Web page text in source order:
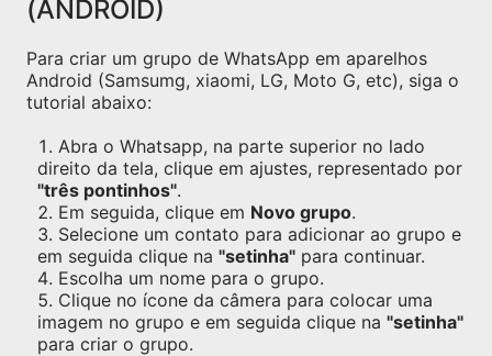
(ANDROID)
Para criar um grupo de WhatsApp em aparelhos
Android (Samsumg, xiaomi, LG, Moto G, etc), siga o
tutorial abaixo:
Abra o Whatsapp, na parte superior no lado
direito da tela, clique em ajustes, representado por
"três pontinhos".
Em seguida, clique em Novo grupo.
Selecione um contato para adicionar ao grupo e
em seguida clique na "setinha" para continuar.
Escolha um nome para o grupo.
Clique no ícone da câmera para colocar uma
imagem no grupo e em seguida clique na "setinha"
para criar o grupo.